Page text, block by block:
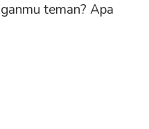
teman? Apa